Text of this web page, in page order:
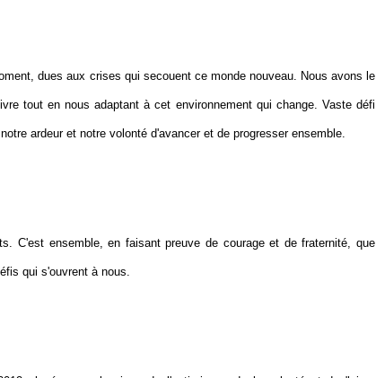
dues aux crises qui secouent ce monde nouveau. Nous avons le
tout en nous adaptant à cet environnement qui change. Vaste défi
ardeur et notre volonté d'avancer et de progresser ensemble.
C'est ensemble, en faisant preuve de courage et de fraternité, que
qui s'ouvrent à nous.